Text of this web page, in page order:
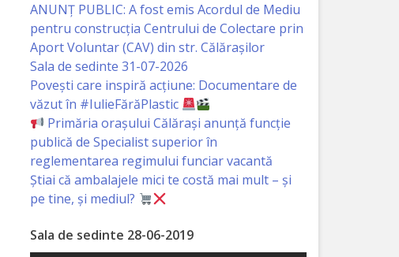
ANUNȚ PUBLIC: A fost emis Acordul de Mediu
pentru construcția Centrului de Colectare prin
Aport Voluntar (CAV) din str. Călărașilor
Sala de sedinte 31-07-2026
Povești care inspiră acțiune: Documentare de
văzut în #IulieFărăPlastic
Primăria orașului Călărași anunță funcție
publică de Specialist superior în
reglementarea regimului funciar vacantă
Știai că ambalajele mici te costă mai mult – și
pe tine, și mediul?
Sala de sedinte 28-06-2019